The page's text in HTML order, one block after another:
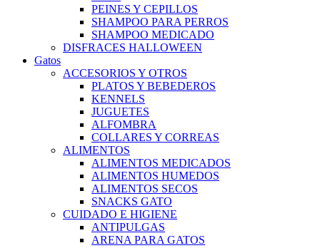
PEINES Y CEPILLOS
SHAMPOO PARA PERROS
SHAMPOO MEDICADO
DISFRACES HALLOWEEN
Gatos
ACCESORIOS Y OTROS
PLATOS Y BEBEDEROS
KENNELS
JUGUETES
ALFOMBRA
COLLARES Y CORREAS
ALIMENTOS
ALIMENTOS MEDICADOS
ALIMENTOS HUMEDOS
ALIMENTOS SECOS
SNACKS GATO
CUIDADO E HIGIENE
ANTIPULGAS
ARENA PARA GATOS